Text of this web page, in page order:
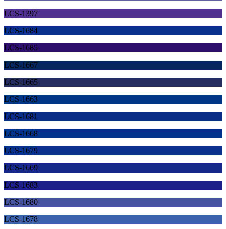
LCS-1397
LCS-1684
LCS-1685
LCS-1667
LCS-1665
LCS-1663
LCS-1681
LCS-1668
LCS-1679
LCS-1669
LCS-1683
LCS-1680
LCS-1678